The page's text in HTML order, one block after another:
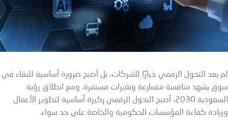
لم يعد التحول الرقمي خيارًا للشركات، بل أصبح ضرورة أساسية للبقاء في
سوق يشهد منافسة متسارعة وتغيرات مستمرة. ومع انطلاق رؤية
السعودية 2030، أصبح التحول الرقمي ركيزة أساسية لتطوير الأعمال
وزيادة كفاءة المؤسسات الحكومية والخاصة على حد سواء.